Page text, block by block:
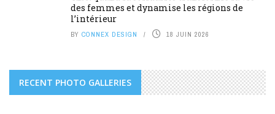
des femmes et dynamise les régions de
l’intérieur
BY CONNEX DESIGN 18 JUIN 2026
RECENT PHOTO GALLERIES